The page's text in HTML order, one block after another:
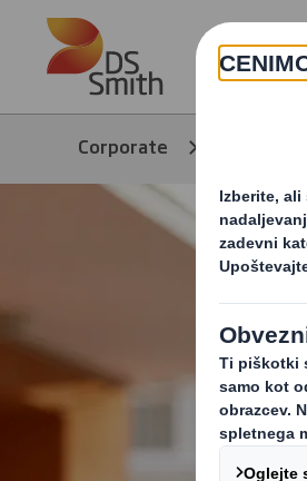
Skip to main content
Corporate